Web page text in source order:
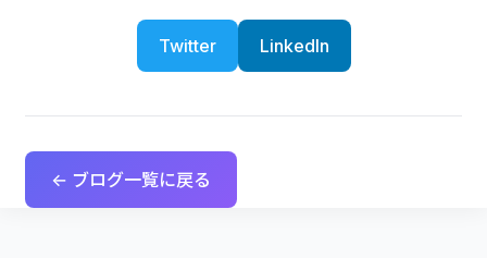
Twitter LinkedIn
← ブログ一覧に戻る